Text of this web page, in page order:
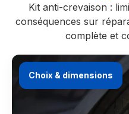
Kit anti-crevaison :
conséquences sur
complète et
Choix & dimensions